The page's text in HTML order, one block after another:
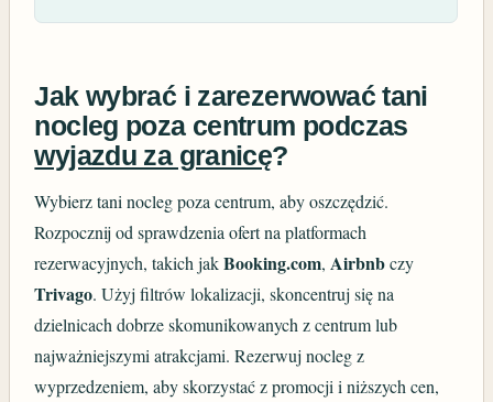
Jak wybrać i zarezerwować tani
nocleg poza centrum podczas
wyjazdu za granicę?
Wybierz tani nocleg poza centrum, aby oszczędzić.
Rozpocznij od sprawdzenia ofert na platformach
rezerwacyjnych, takich jakBooking.com, Airbnbczy
Trivago. Użyj filtrów lokalizacji, skoncentruj się na
dzielnicach dobrze skomunikowanych z centrum lub
najważniejszymi atrakcjami. Rezerwuj nocleg z
wyprzedzeniem, aby skorzystać z promocji i niższych cen,